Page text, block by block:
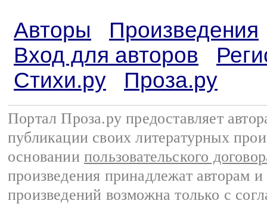
Авторы
Произведения
Вход для авторов
Стихи.ру
Проза.ру
Портал Проза.ру предоставляет
публикации своих литературных
основании пользовательского
произведения принадлежат авторам
произведений возможна только с